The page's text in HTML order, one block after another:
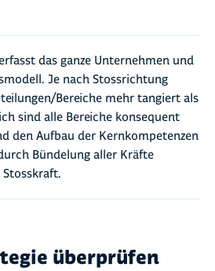
das ganze Unternehmen und
Je nach Stossrichtung
Bereiche mehr tangiert als
sind alle Bereiche konsequent
den Aufbau der Kernkompetenzen
Bündelung aller Kräfte
überprüfen